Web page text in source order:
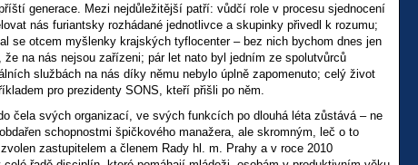
generace. Mezi nejdůležitější patří: vůdčí role v procesu sjednocení
nás furiantsky rozhádané jednotlivce a skupinky přivedl k rozumu;
se otcem myšlenky krajských tyflocenter – bez nich bychom dnes jen
na nás nejsou zařízeni; pár let nato byl jedním ze spolutvůrců
službách na nás díky němu nebylo úplně zapomenuto; celý život
pro prezidenty SONS, kteří přišli po něm.
čela svých organizací, ve svých funkcích po dlouhá léta zůstává – ne
schopnostmi špičkového manažera, ale skromným, leč o to
zastupitelem a členem Rady hl. m. Prahy a v roce 2010